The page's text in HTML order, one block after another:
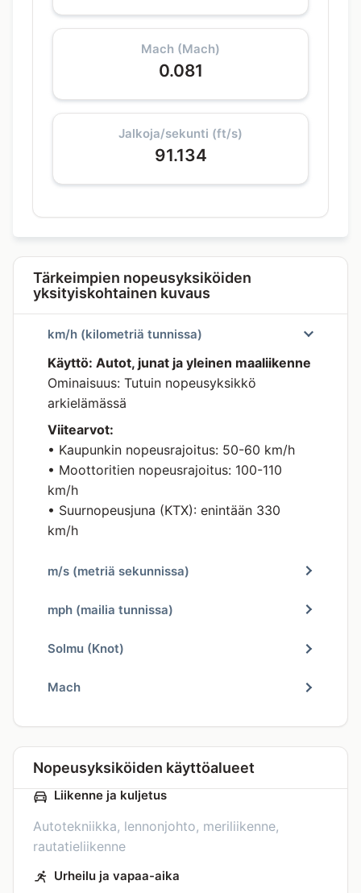
Mach (Mach)
0.081
Jalkoja/sekunti (ft/s)
91.134
Tärkeimpien nopeusyksiköiden
yksityiskohtainen kuvaus
km/h (kilometriä tunnissa)
Käyttö: Autot, junat ja yleinen maaliikenne
Ominaisuus: Tutuin nopeusyksikkö
arkielämässä
Viitearvot:
• Kaupunkin nopeusrajoitus: 50-60 km/h
• Moottoritien nopeusrajoitus: 100-110
km/h
• Suurnopeusjuna (KTX): enintään 330
km/h
m/s (metriä sekunnissa)
mph (mailia tunnissa)
Solmu (Knot)
Mach
Nopeusyksiköiden käyttöalueet
Liikenne ja kuljetus
Autotekniikka, lennonjohto, meriliikenne,
rautatieliikenne
Urheilu ja vapaa-aika